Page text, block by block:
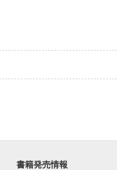
書籍発売情報